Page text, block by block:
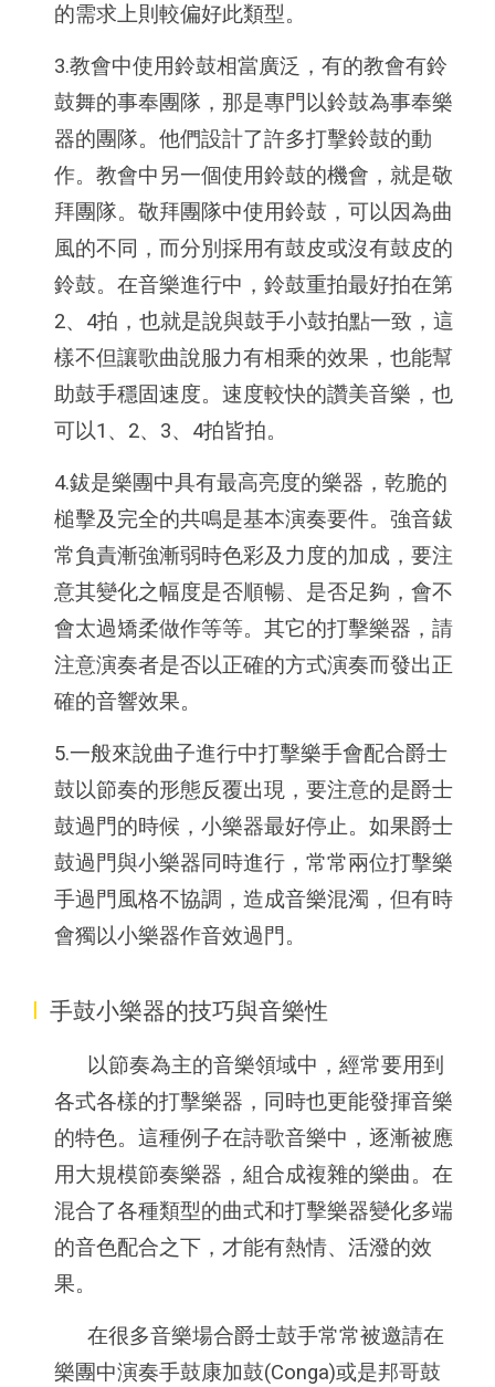
的需求上則較偏好此類型。
3.教會中使用鈴鼓相當廣泛，有的教會有鈴
鼓舞的事奉團隊，那是專門以鈴鼓為事奉樂
器的團隊。他們設計了許多打擊鈴鼓的動
作。教會中另一個使用鈴鼓的機會，就是敬
拜團隊。敬拜團隊中使用鈴鼓，可以因為曲
風的不同，而分別採用有鼓皮或沒有鼓皮的
鈴鼓。在音樂進行中，鈴鼓重拍最好拍在第
2、4拍，也就是說與鼓手小鼓拍點一致，這
樣不但讓歌曲說服力有相乘的效果，也能幫
助鼓手穩固速度。速度較快的讚美音樂，也
可以1、2、3、4拍皆拍。
4.鈸是樂團中具有最高亮度的樂器，乾脆的
槌擊及完全的共鳴是基本演奏要件。強音鈸
常負責漸強漸弱時色彩及力度的加成，要注
意其變化之幅度是否順暢、是否足夠，會不
會太過矯柔做作等等。其它的打擊樂器，請
注意演奏者是否以正確的方式演奏而發出正
確的音響效果。
5.一般來說曲子進行中打擊樂手會配合爵士
鼓以節奏的形態反覆出現，要注意的是爵士
鼓過門的時候，小樂器最好停止。如果爵士
鼓過門與小樂器同時進行，常常兩位打擊樂
手過門風格不協調，造成音樂混濁，但有時
會獨以小樂器作音效過門。
I手鼓小樂器的技巧與音樂性
以節奏為主的音樂領域中，經常要用到
各式各樣的打擊樂器，同時也更能發揮音樂
的特色。這種例子在詩歌音樂中，逐漸被應
用大規模節奏樂器，組合成複雜的樂曲。在
混合了各種類型的曲式和打擊樂器變化多端
的音色配合之下，才能有熱情、活潑的效
果。
在很多音樂場合爵士鼓手常常被邀請在
樂團中演奏手鼓康加鼓(Conga)或是邦哥鼓